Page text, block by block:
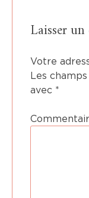
Laisser
Votre
Les
avec *